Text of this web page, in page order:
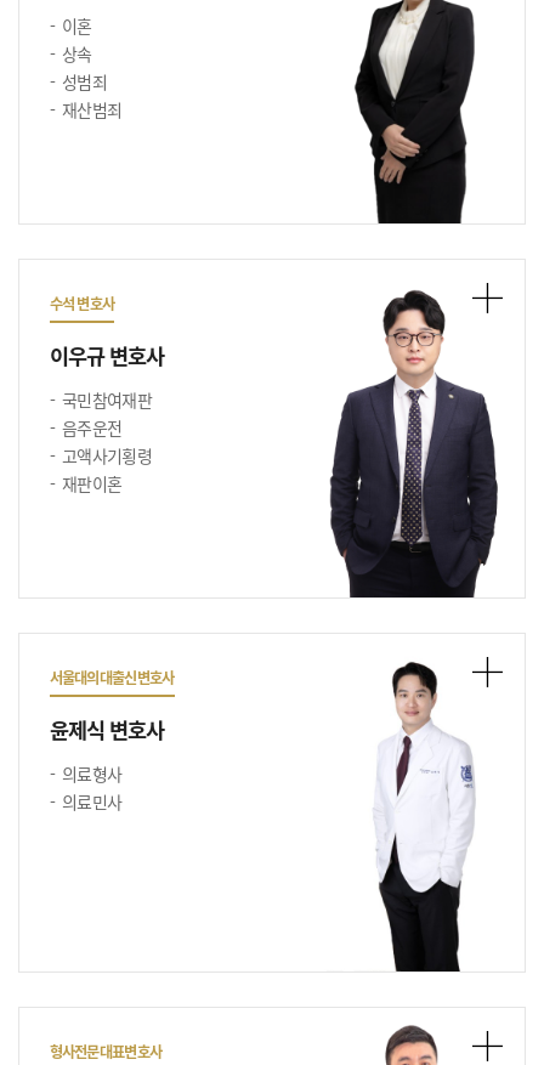
이혼
상속
성범죄
재산범죄
수석 변호사
이우규 변호사
국민참여재판
음주운전
고액사기횡령
재판이혼
서울대의대출신변호사
윤제식 변호사
의료형사
의료민사
형사전문대표변호사